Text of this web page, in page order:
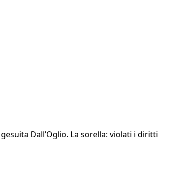
Dall’Oglio. La sorella: violati i diritti